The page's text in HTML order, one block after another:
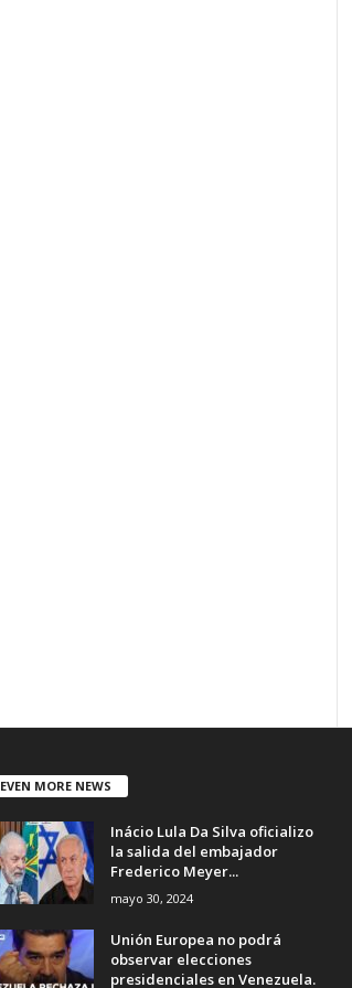
EVEN MORE NEWS
Inácio Lula Da Silva oficializo
la salida del embajador
Frederico Meyer...
mayo 30, 2024
Unión Europea no podrá
observar elecciones
presidenciales en Venezuela.